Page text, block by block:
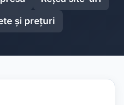
și prețuri